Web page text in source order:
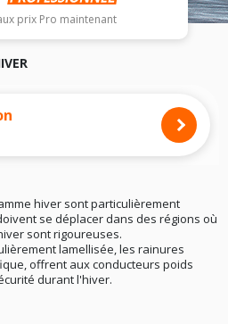
prix Pro maintenant
hiver sont particulièrement
se déplacer dans des régions où
sont rigoureuses.
lamellisée, les rainures
offrent aux conducteurs poids
durant l'hiver.